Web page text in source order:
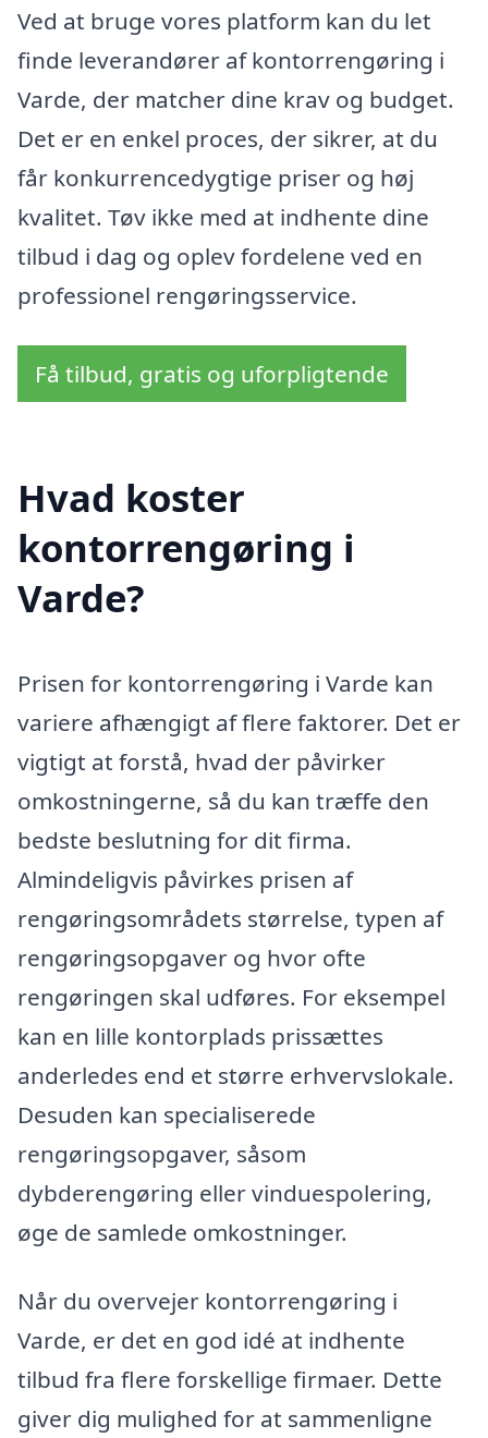
Ved at bruge vores platform kan du let
finde leverandører af kontorrengøring i
Varde, der matcher dine krav og budget.
Det er en enkel proces, der sikrer, at du
får konkurrencedygtige priser og høj
kvalitet. Tøv ikke med at indhente dine
tilbud i dag og oplev fordelene ved en
professionel rengøringsservice.
Få tilbud, gratis og uforpligtende
Hvad koster
kontorrengøring i
Varde?
Prisen for kontorrengøring i Varde kan
variere afhængigt af flere faktorer. Det er
vigtigt at forstå, hvad der påvirker
omkostningerne, så du kan træffe den
bedste beslutning for dit firma.
Almindeligvis påvirkes prisen af
rengøringsområdets størrelse, typen af
rengøringsopgaver og hvor ofte
rengøringen skal udføres. For eksempel
kan en lille kontorplads prissættes
anderledes end et større erhvervslokale.
Desuden kan specialiserede
rengøringsopgaver, såsom
dybderengøring eller vinduespolering,
øge de samlede omkostninger.
Når du overvejer kontorrengøring i
Varde, er det en god idé at indhente
tilbud fra flere forskellige firmaer. Dette
giver dig mulighed for at sammenligne